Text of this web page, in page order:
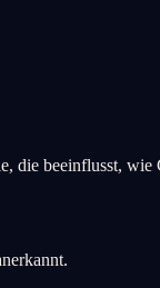
die beeinflusst,